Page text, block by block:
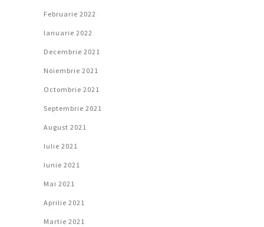
Februarie 2022
Ianuarie 2022
Decembrie 2021
Noiembrie 2021
Octombrie 2021
Septembrie 2021
August 2021
Iulie 2021
Iunie 2021
Mai 2021
Aprilie 2021
Martie 2021